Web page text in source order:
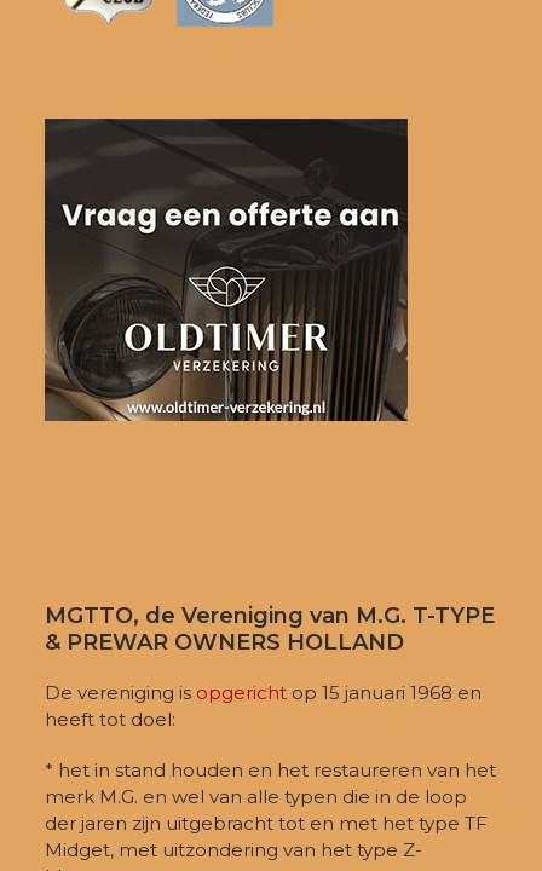
MGTTO, de Vereniging van M.G. T-TYPE
& PREWAR OWNERS HOLLAND
De vereniging is opgericht op 15 januari 1968 en
heeft tot doel:
* het in stand houden en het restaureren van het
merk M.G. en wel van alle typen die in de loop
der jaren zijn uitgebracht tot en met het type TF
Midget, met uitzondering van het type Z-